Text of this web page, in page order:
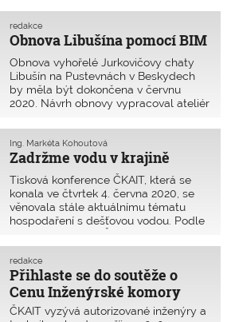
se nepodílel na pozdější rekonstrukci,
kontrole a údržbě? Publikované útržky
obvinění, které z velké míry vycházejí
jsou značně retroaktivní, vyvolávají
mezi odbornou veřejností řadu otázek
a dohadů, které je třeba s ohledem na
závažnost celé situace zodpovědět a
Obnova Libušína pomocí BIM
redakce
Obnova vyhořelé Jurkovičovy chaty
Libušín na Pustevnách v Beskydech
by měla být dokončena v červnu
2020. Návrh obnovy vypracoval ateliér
stavby je společnost Archatt, s.r.o. Při
projektování i koordinaci byl využit
systém virtuálního dvojčete BIM.
Zadržme vodu v krajině
Ing. Markéta Kohoutová
Tisková konference ČKAIT, která se
konala ve čtvrtek 4. června 2020, se
věnovala stále aktuálnímu tématu
hospodaření s dešťovou vodou. Podle
názoru odborníků ČKAIT nejsou zatím
prováděná opatření dostatečná.
Přihlaste se do soutěže o
Cenu Inženýrské komory
2020
redakce
ČKAIT vyzývá autorizované inženýry a